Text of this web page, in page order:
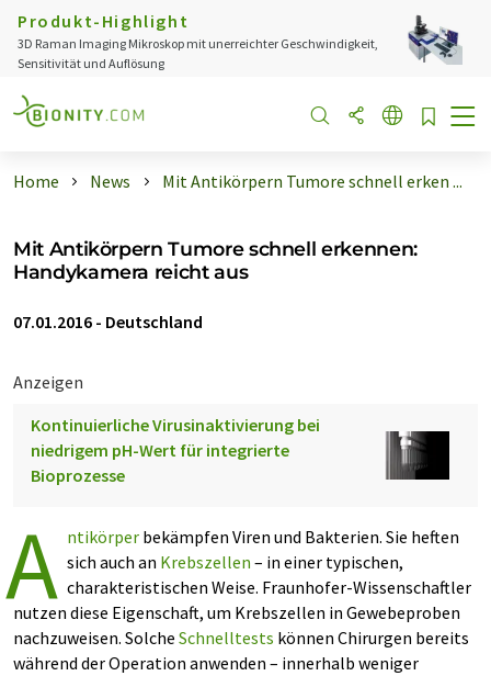
Produkt-Highlight
3D Raman Imaging Mikroskop mit unerreichter Geschwindigkeit,
Sensitivität und Auflösung
Home News Mit Antikörpern Tumore schnell erken ...
Mit Antikörpern Tumore schnell erkennen:
Handykamera reicht aus
07.01.2016 - Deutschland
Anzeigen
Kontinuierliche Virusinaktivierung bei
niedrigem pH-Wert für integrierte
Bioprozesse
A ntikörper bekämpfen Viren und Bakterien. Sie heften
sich auch an Krebszellen – in einer typischen,
charakteristischen Weise. Fraunhofer-Wissenschaftler
nutzen diese Eigenschaft, um Krebszellen in Gewebeproben
nachzuweisen. Solche Schnelltests können Chirurgen bereits
während der Operation anwenden – innerhalb weniger